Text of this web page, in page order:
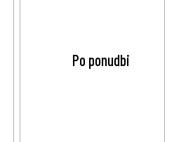
Po ponudbi